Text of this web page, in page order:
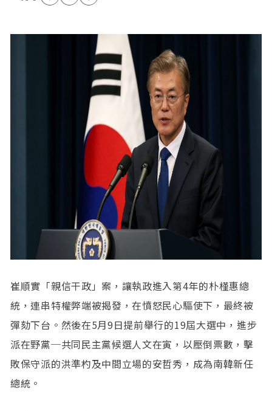
崔順實「親信干政」案，讓執政進入第4年的朴槿惠總
統，連串特權弊端被揭發，在憤怒民心驅使下，最終被
彈劾下台。然後在5月9日提前舉行的19屆大選中，進步
派在野黨─共同民主黨候選人文在寅，以壓倒票數，擊
敗保守派的洪準杓及中間立場的安哲秀，成為南韓新任
總統。